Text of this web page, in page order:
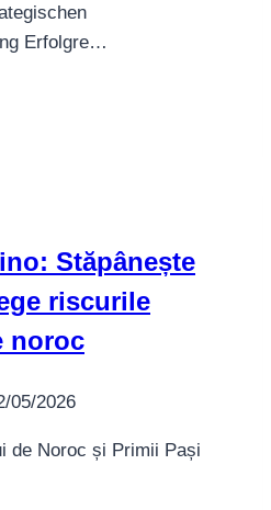
Erfolgre…
Stăpânește
riscurile
noroc
05/2026
de Noroc și Primii Pași